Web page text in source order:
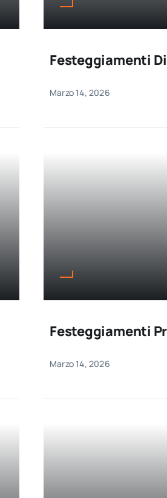
Festeggiamenti
Marzo 14, 2026
Festeggiamenti
Marzo 14, 2026